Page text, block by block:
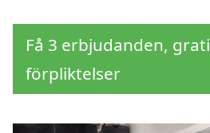
Få 3 erbjudanden,
förpliktelser